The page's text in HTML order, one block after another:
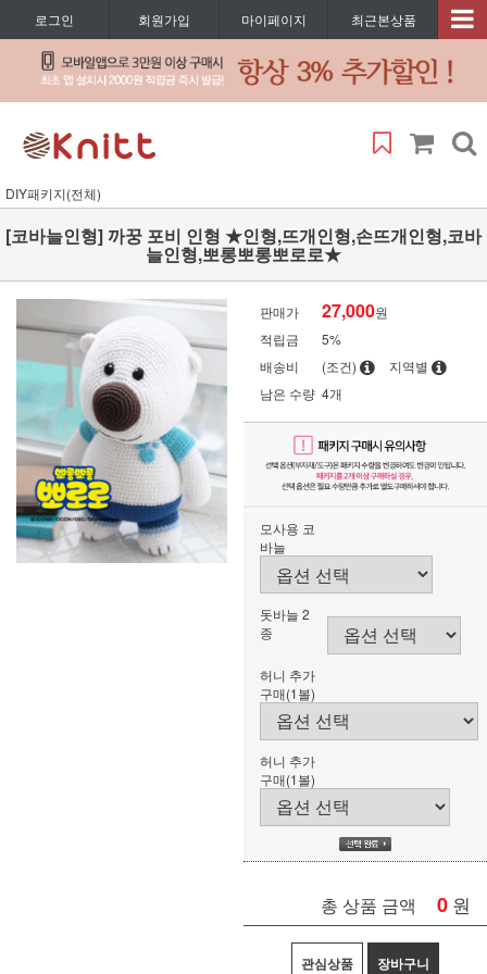
로그인 회원가입 마이페이지 최근본상품
DIY패키지(전체)
[코바늘인형] 까꿍 포비 인형 ★인형,뜨개인형,손뜨개인형,코바
늘인형,뽀롱뽀롱뽀로로★
판매가 27,000원
적립금
5%
배송비
(조건)
지역별
남은 수량 4개
모사용 코
바늘
돗바늘 2
종
허니 추가
구매(1볼)
허니 추가
구매(1볼)
총 상품 금액 0 원
관심상품 장바구니